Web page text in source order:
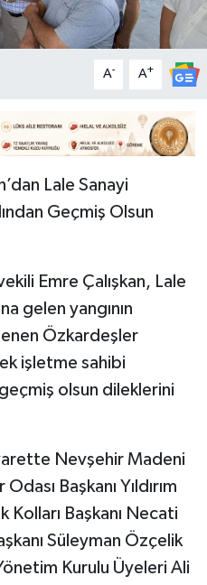
A- A+
Lale Sanayi
Geçmiş Olsun
Emre Çalışkan, Lale
gelen yangının
Özkardeşler
işletme sahibi
olsun dileklerini
Nevşehir Madeni
Başkanı Yıldırım
Kolları Başkanı Necati
Süleyman Özçelik
Kurulu Üyeleri Ali